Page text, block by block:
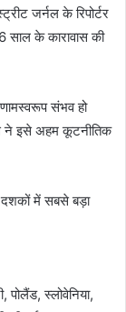
जर्नल के रिपोर्टर
साल के कारावास की
संभव हो
ने इसे अहम कूटनीतिक
दशकों में सबसे बड़ा
पोलैंड, स्लोवेनिया,